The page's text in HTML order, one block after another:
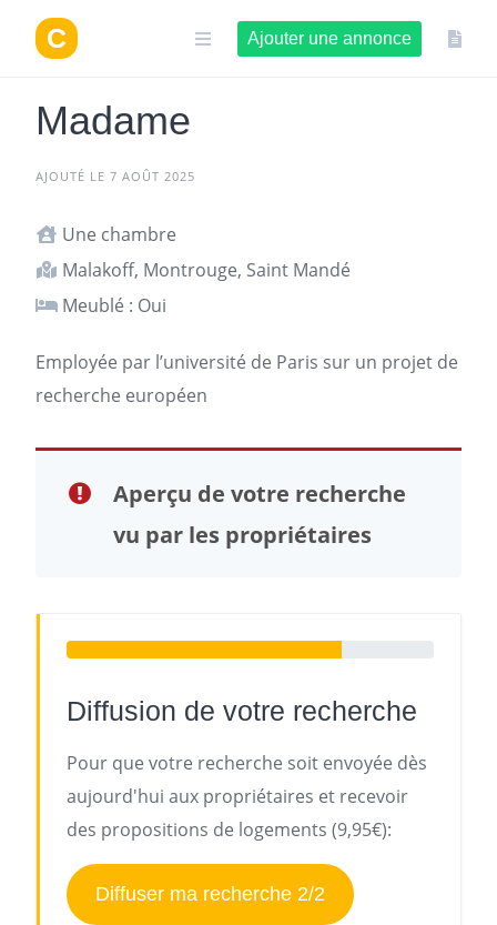
contenu
Ajouter une annonce
Madame
AJOUTÉ LE 7 AOÛT 2025
Une chambre
Malakoff, Montrouge, Saint Mandé
Meublé : Oui
Employée par l’université de Paris sur un projet de
recherche européen
Aperçu de votre recherche
vu par les propriétaires
Diffusion de votre recherche
Pour que votre recherche soit envoyée dès
aujourd'hui aux propriétaires et recevoir
des propositions de logements (9,95€):
Diffuser ma recherche 2/2